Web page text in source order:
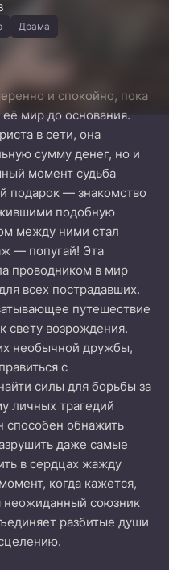
Драма
и спокойно, пока
мир до основания.
в сети, она
сумму денег, но и
момент судьба
подарок — знакомство
подобную
между ними стал
— попугай! Эта
проводником в мир
всех пострадавших.
путешествие
свету возрождения.
необычной дружбы,
с
силы для борьбы за
личных трагедий
способен обнажить
даже самые
в сердцах жажду
когда кажется,
неожиданный союзник
разбитые души